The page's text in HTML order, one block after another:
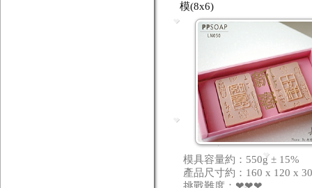
模(8x6)
模具容量約：550g ± 15%
產品尺寸約：160 x 120 x
挑戰難度：❤❤❤